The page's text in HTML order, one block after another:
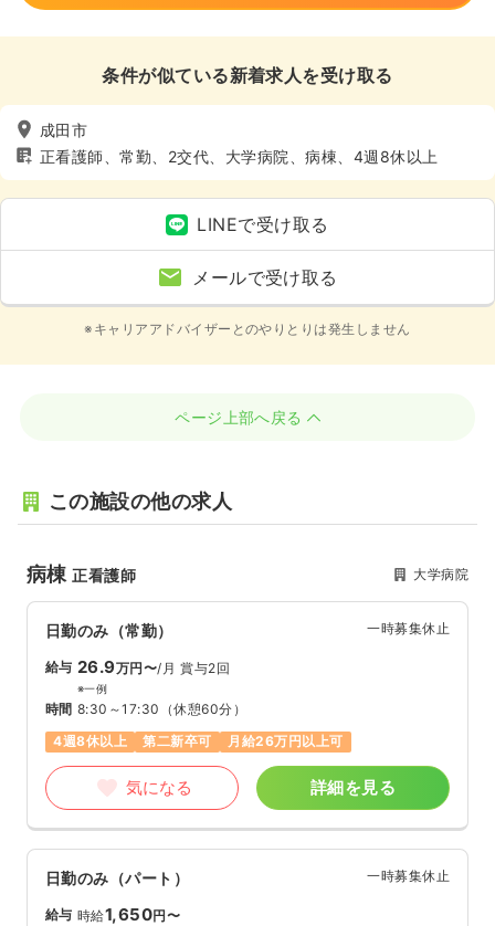
条件が似ている新着求人を受け取る
成田市
正看護師、常勤、2交代、大学病院、病棟、4週8休以上
LINEで受け取る
メールで受け取る
※キャリアアドバイザーとのやりとりは発生しません
ページ上部へ戻る
この施設の他の求人
病棟正看護師 大学病院
日勤のみ（常勤） 一時募集休止
給与 26.9万円〜/月 賞与2回
※一例
時間 8:30～17:30 （休憩60分）
4週8休以上
第二新卒可 月給26万円以上可
気になる 詳細を見る
日勤のみ（パート） 一時募集休止
給与 時給1,650円〜